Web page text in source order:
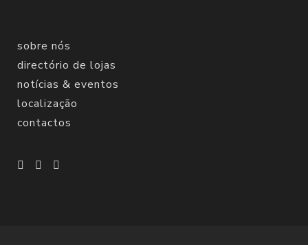
sobre nós
directório de lojas
notícias & eventos
localização
contactos